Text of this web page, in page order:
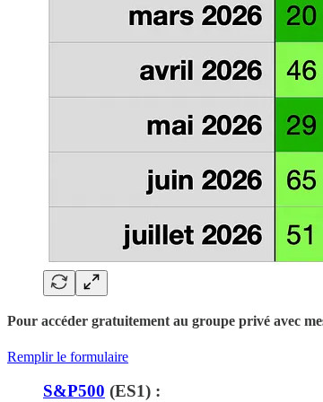
Pour accéder gratuitement au groupe privé avec
Remplir le formulaire
S&P500 (ES1) :